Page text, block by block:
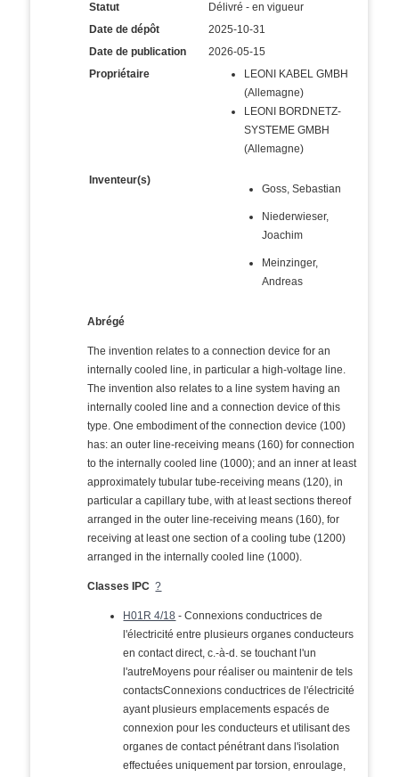
Statut
Délivré - en vigueur
Date de dépôt
2025-10-31
Date de publication
2026-05-15
Propriétaire
LEONI KABEL GMBH
(Allemagne)
LEONI BORDNETZ-
SYSTEME GMBH
(Allemagne)
Inventeur(s)
Goss, Sebastian
Niederwieser,
Joachim
Meinzinger,
Andreas
Abrégé
The invention relates to a connection device for an
internally cooled line, in particular a high-voltage line.
The invention also relates to a line system having an
internally cooled line and a connection device of this
type. One embodiment of the connection device (100)
has: an outer line-receiving means (160) for connection
to the internally cooled line (1000); and an inner at least
approximately tubular tube-receiving means (120), in
particular a capillary tube, with at least sections thereof
arranged in the outer line-receiving means (160), for
receiving at least one section of a cooling tube (1200)
arranged in the internally cooled line (1000).
Classes IPC ?
H01R 4/18 - Connexions conductrices de
l'électricité entre plusieurs organes conducteurs
en contact direct, c.-à-d. se touchant l'un
l'autreMoyens pour réaliser ou maintenir de tels
contactsConnexions conductrices de l'électricité
ayant plusieurs emplacements espacés de
connexion pour les conducteurs et utilisant des
organes de contact pénétrant dans l'isolation
effectuées uniquement par torsion, enroulage,